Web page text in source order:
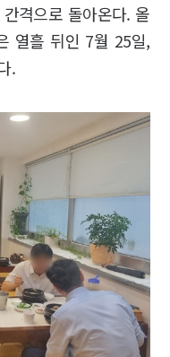
격으로 돌아온다. 올
열흘 뒤인 7월 25일,
.